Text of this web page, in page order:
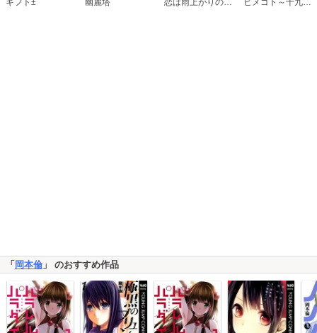
ギフト± 幽麗塔 恋は雨上がりのように ヒメゴト～十九歳の制服～
「 岡本倫 」 のおすすめ作品